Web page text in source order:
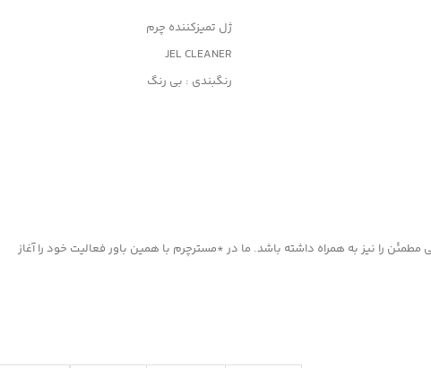
ژل تمیزکننده چرم
JEL CLEANER
رنگبندی : بی رنگ
را نیز به همراه داشته باشد. ما در *مسترچرم با همین باور فعالیت خود را آغاز